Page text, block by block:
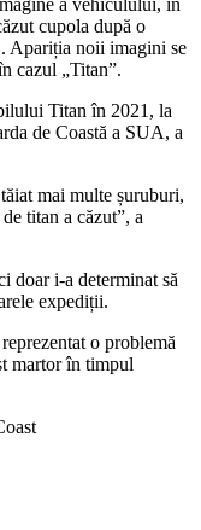
cupola după o
Apariția noii imagini se
cazul „Titan”.
Titan în 2021, la
de Coastă a SUA, a
mai multe șuruburi,
titan a căzut”, a
doar i-a determinat să
expediții.
o problemă
martor în timpul